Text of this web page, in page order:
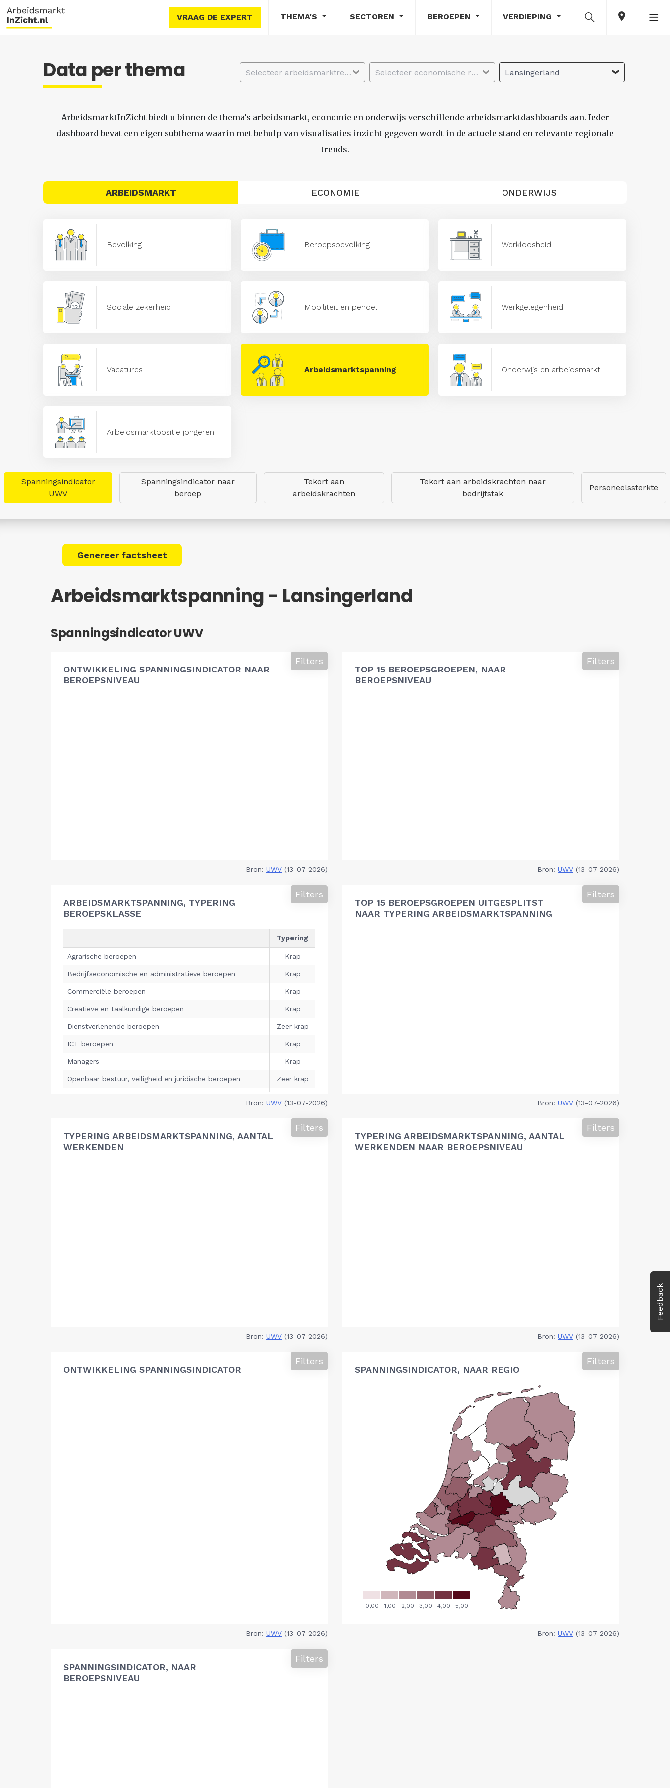
VRAAG DE EXPERT THEMA'S SECTOREN BEROEPEN VERDIEPING
Feedback
Data per thema Selecteer arbeidsmarktregio Selecteer economische regio Lansingerland
ArbeidsmarktInZicht biedt u binnen de thema’s arbeidsmarkt, economie en onderwijs verschillende arbeidsmarktdashboards aan. Ieder
dashboard bevat een eigen subthema waarin met behulp van visualisaties inzicht gegeven wordt in de actuele stand en relevante regionale
trends.
ARBEIDSMARKT ECONOMIE ONDERWIJS
Bevolking Beroepsbevolking Werkloosheid
Sociale zekerheid Mobiliteit en pendel Werkgelegenheid
Vacatures Arbeidsmarktspanning Onderwijs en arbeidsmarkt
Arbeidsmarktpositie jongeren
Spanningsindicator
UWV
Spanningsindicator naar
beroep
Tekort aan
arbeidskrachten
Tekort aan arbeidskrachten naar
bedrijfstak
Personeelssterkte
Genereer factsheet
Arbeidsmarktspanning - Lansingerland
Spanningsindicator UWV
ONTWIKKELING SPANNINGSINDICATOR NAAR
BEROEPSNIVEAU
Filters
Bron: UWV (13-07-2026)
TOP 15 BEROEPSGROEPEN, NAAR
BEROEPSNIVEAU
Filters
Bron: UWV (13-07-2026)
ARBEIDSMARKTSPANNING, TYPERING
BEROEPSKLASSE
Filters
Bron: UWV (13-07-2026)
TOP 15 BEROEPSGROEPEN UITGESPLITST
NAAR TYPERING ARBEIDSMARKTSPANNING
Filters
Bron: UWV (13-07-2026)
TYPERING ARBEIDSMARKTSPANNING, AANTAL
WERKENDEN
Filters
Bron: UWV (13-07-2026)
TYPERING ARBEIDSMARKTSPANNING, AANTAL
WERKENDEN NAAR BEROEPSNIVEAU
Filters
Bron: UWV (13-07-2026)
ONTWIKKELING SPANNINGSINDICATOR
Filters
Bron: UWV (13-07-2026)
SPANNINGSINDICATOR, NAAR REGIO
Filters
Bron: UWV (13-07-2026)
SPANNINGSINDICATOR, NAAR
BEROEPSNIVEAU
Filters